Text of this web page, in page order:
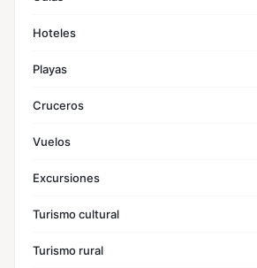
Hoteles
Playas
Cruceros
Vuelos
Excursiones
Turismo cultural
Turismo rural